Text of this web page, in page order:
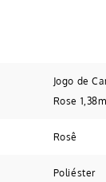
Jogo de
Rose
Rosê
Poliéster